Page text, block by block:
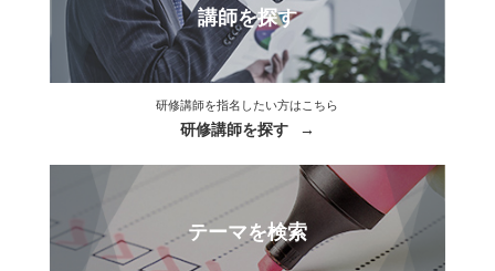
講師を探す
研修講師を指名したい方はこちら
研修講師を探す
テーマを検索